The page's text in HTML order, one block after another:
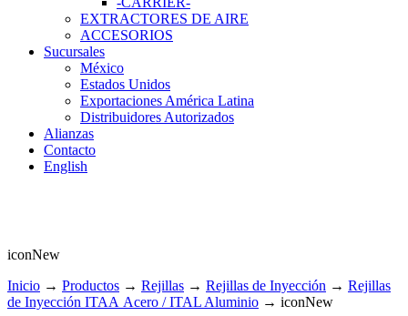
EXTRACTORES DE AIRE
ACCESORIOS
Sucursales
México
Estados Unidos
Exportaciones América Latina
Distribuidores Autorizados
Alianzas
Contacto
English
iconNew
Inicio → Productos → Rejillas → Rejillas de Inyección → Rejillas
de Inyección ITAA Acero / ITAL Aluminio → iconNew